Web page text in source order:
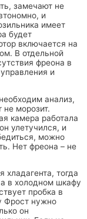
замечают не
и
имеет
будет
включается на
В отдельной
фреона в
и
анализ,
не морозит.
камера работала
улетучился, и
можно
Нет фреона – не
хладагента, тогда
в холодном шкафу
пробка в
Фрост нужно
он